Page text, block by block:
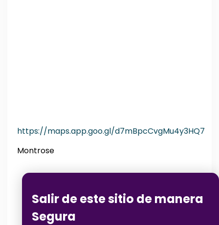
https://maps.app.goo.gl/d7mBpcCvgMu4y3HQ7
Montrose
Salir de este sitio de manera
Segura